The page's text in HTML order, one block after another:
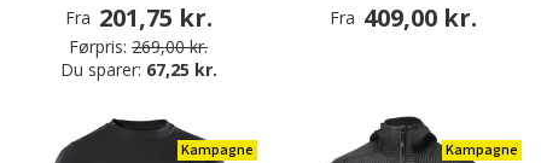
Fra 201,75 kr.
Førpris: 269,00 kr.
Du sparer: 67,25 kr.
Fra 409,00 kr.
Kampagne
Kampagne